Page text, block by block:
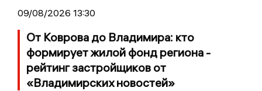
09/08/2026 13:30
От Коврова до Владимира: кто
формирует жилой фонд региона -
рейтинг застройщиков от
«Владимирских новостей»